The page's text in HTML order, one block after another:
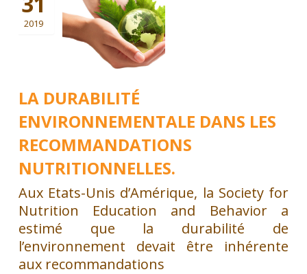
LA DURABILITÉ
ENVIRONNEMENTALE DANS LES
RECOMMANDATIONS
NUTRITIONNELLES.
2019
Aux Etats-Unis d’Amérique, la Society for
Nutrition Education and Behavior a
estimé que la durabilité de
l’environnement devait être inhérente
aux recommandations